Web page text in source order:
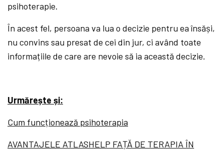
psihoterapie.
În acest fel, persoana va lua o decizie pentru ea însăși,
nu convins sau presat de cei din jur, ci având toate
informațiile de care are nevoie să ia această decizie.
Urmărește și:
Cum funcționează psihoterapia
AVANTAJELE ATLASHELP FAȚĂ DE TERAPIA ÎN